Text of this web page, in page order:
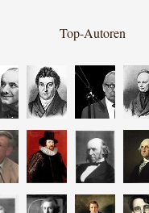
Top-Autoren